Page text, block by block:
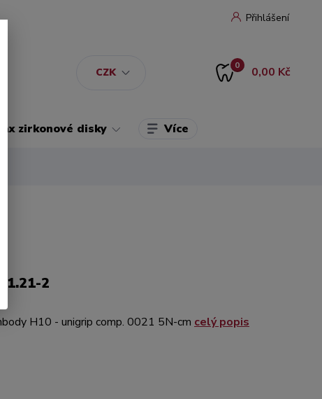
CZK
Přihlášení
0 0,00 Kč
zirkonové disky Více
2
H10 - unigrip comp. 0021 5N-cm celý popis